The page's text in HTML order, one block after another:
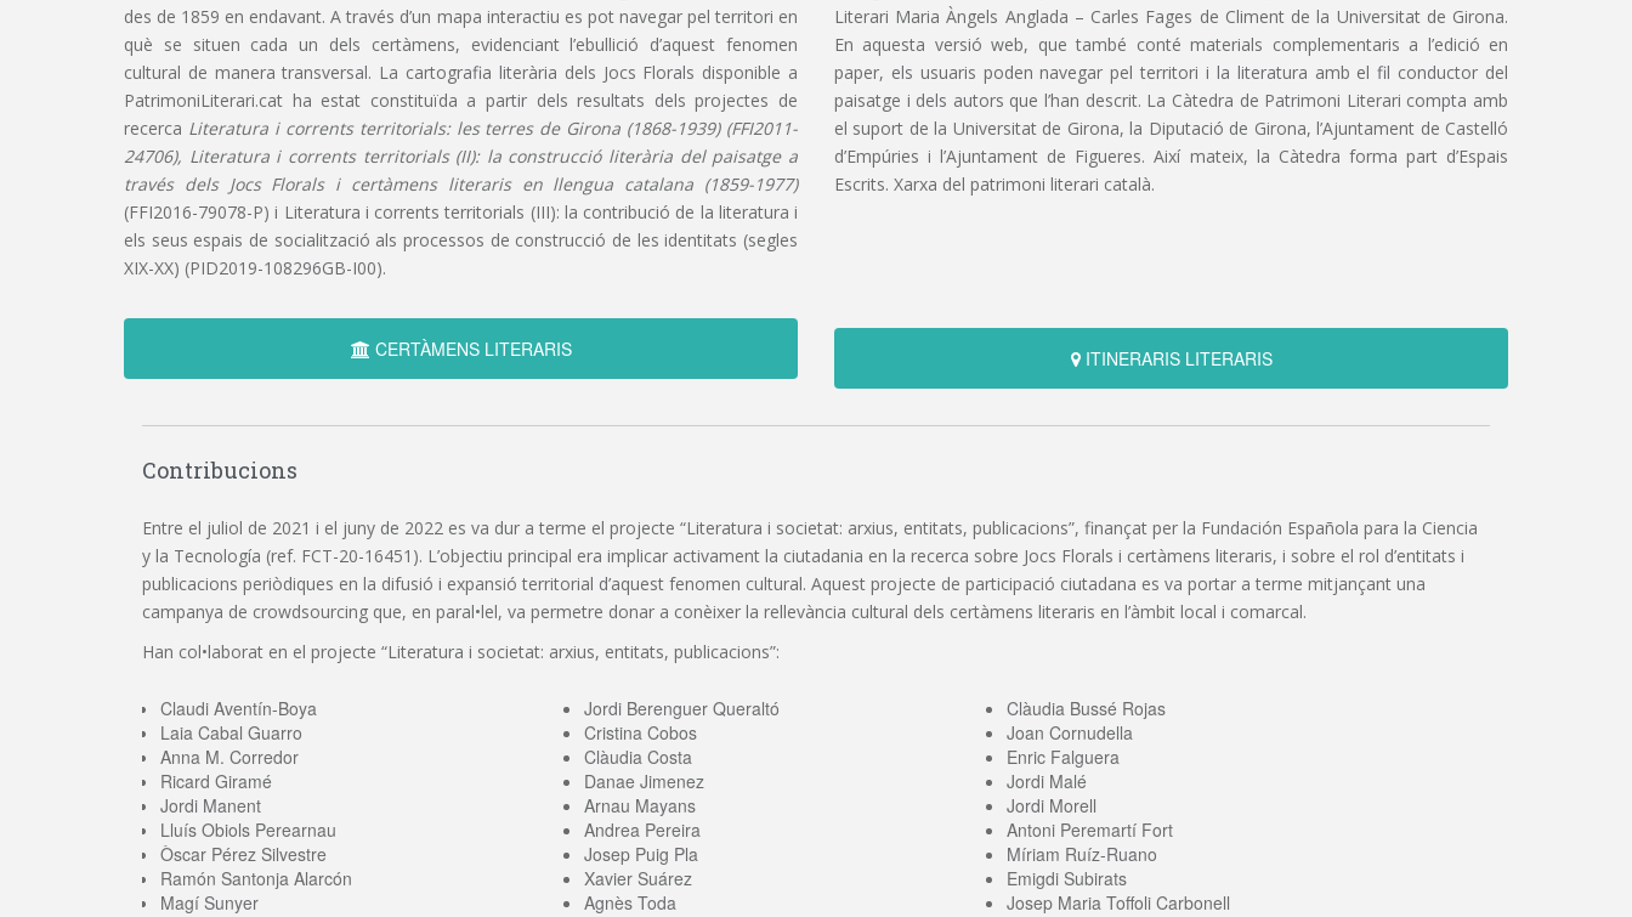
des de 1859 en endavant. A través d’un mapa interactiu es pot navegar pel territori en
què se situen cada un dels certàmens, evidenciant l’ebullició d’aquest fenomen
cultural de manera transversal. La cartografia literària dels Jocs Florals disponible a
PatrimoniLiterari.cat ha estat constituïda a partir dels resultats dels projectes de
recerca Literatura i corrents territorials: les terres de Girona (1868-1939) (FFI2011-
24706), Literatura i corrents territorials (II): la construcció literària del paisatge a
través dels Jocs Florals i certàmens literaris en llengua catalana (1859-1977)
(FFI2016-79078-P) i Literatura i corrents territorials (III): la contribució de la literatura i
els seus espais de socialització als processos de construcció de les identitats (segles
XIX-XX) (PID2019-108296GB-I00).
CERTÀMENS LITERARIS
Literari Maria Àngels Anglada – Carles Fages de Climent de la Universitat de Girona.
En aquesta versió web, que també conté materials complementaris a l’edició en
paper, els usuaris poden navegar pel territori i la literatura amb el fil conductor del
paisatge i dels autors que l’han descrit. La Càtedra de Patrimoni Literari compta amb
el suport de la Universitat de Girona, la Diputació de Girona, l’Ajuntament de Castelló
d’Empúries i l’Ajuntament de Figueres. Així mateix, la Càtedra forma part d’Espais
Escrits. Xarxa del patrimoni literari català.
ITINERARIS LITERARIS
Contribucions
Entre el juliol de 2021 i el juny de 2022 es va dur a terme el projecte “Literatura i societat: arxius, entitats, publicacions”, finançat per la Fundación Española para la Ciencia
y la Tecnología (ref. FCT-20-16451). L’objectiu principal era implicar activament la ciutadania en la recerca sobre Jocs Florals i certàmens literaris, i sobre el rol d’entitats i
publicacions periòdiques en la difusió i expansió territorial d’aquest fenomen cultural. Aquest projecte de participació ciutadana es va portar a terme mitjançant una
campanya de crowdsourcing que, en paral•lel, va permetre donar a conèixer la rellevància cultural dels certàmens literaris en l’àmbit local i comarcal.
Han col•laborat en el projecte “Literatura i societat: arxius, entitats, publicacions”:
Claudi Aventín-Boya Jordi Berenguer Queraltó
Clàudia Bussé Rojas
Laia Cabal Guarro
Cristina Cobos
Joan Cornudella
Anna M. Corredor
Clàudia Costa
Enric Falguera
Ricard Giramé
Danae Jimenez
Jordi Malé
Jordi Manent
Arnau Mayans
Jordi Morell
Lluís Obiols Perearnau
Andrea Pereira
Antoni Peremartí Fort
Òscar Pérez Silvestre
Josep Puig Pla
Míriam Ruíz-Ruano
Ramón Santonja Alarcón
Xavier Suárez
Emigdi Subirats
Magí Sunyer
Agnès Toda
Josep Maria Toffoli Carbonell